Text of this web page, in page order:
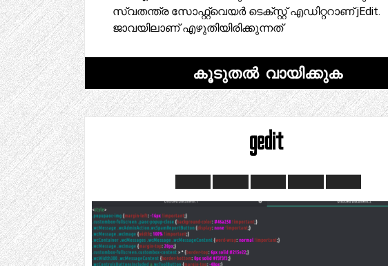
സ്വതന്ത്ര സോഫ്റ്റ്‌വെയർ ടെക്സ്റ്റ് എഡിറ്ററാണ് jEdit.
ജാവയിലാണ് എഴുതിയിരിക്കുന്നത്
കൂടുതൽ വായിക്കുക
gedit